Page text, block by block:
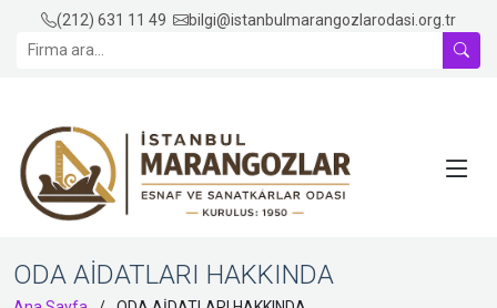
(212) 631 11 49 bilgi@istanbulmarangozlarodasi.org.tr
ODA AİDATLARI HAKKINDA